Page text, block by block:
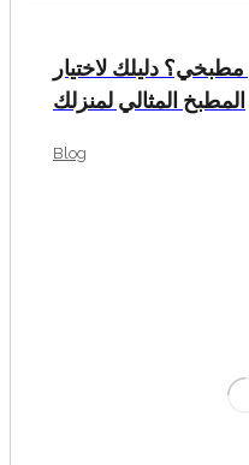
دليلك لاختيار
المطبخ المثالي لمنزلك
Blog